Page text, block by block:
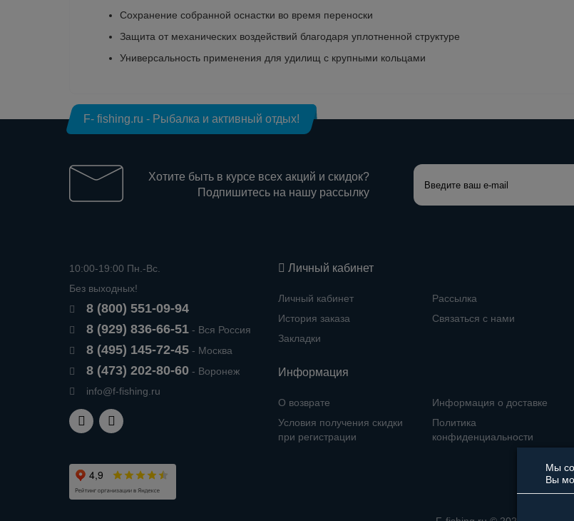
Сохранение собранной оснастки во время переноски
Защита от механических воздействий благодаря уплотненной структуре
Универсальность применения для удилищ с крупными кольцами
F- fishing.ru - Рыбалка и активный отдых!
Хотите быть в курсе всех акций и скидок?
Подпишитесь на нашу рассылку
10:00-19:00 Пн.-Вс.
Без выходных!
8 (800) 551-09-94
8 (929) 836-66-51 - Вся Россия
8 (495) 145-72-45 - Москва
8 (473) 202-80-60 - Воронеж
info@f-fishing.ru
Личный кабинет
Личный кабинет
История заказа
Закладки
Рассылка
Связаться с нами
Информация
О возврате
Условия получения скидки
при регистрации
Информация о доставке
Политика
конфиденциальности
Мы
Вы